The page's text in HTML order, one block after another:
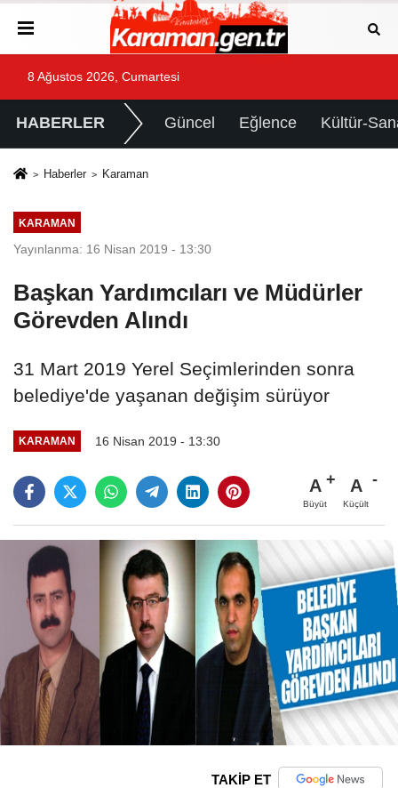
8 Ağustos 2026, Cumartesi
HABERLER Güncel Eğlence Kültür-
Haberler Karaman
KARAMAN
Yayınlanma: 16 Nisan 2019 - 13:30
Başkan Yardımcıları ve Müdürler
Görevden Alındı
31 Mart 2019 Yerel Seçimlerinden sonra
belediye'de yaşanan değişim sürüyor
KARAMAN 16 Nisan 2019 - 13:30
A
Büyüt
A
Küçült
TAKİP ET